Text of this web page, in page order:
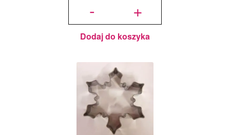
-
5 szt. +
Dodaj do koszyka